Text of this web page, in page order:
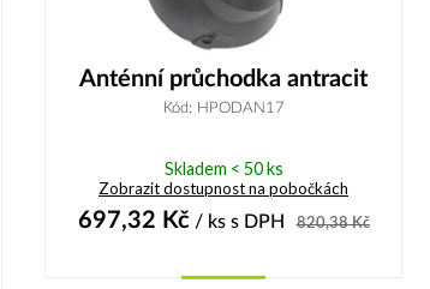
Anténní průchodka antracit
Kód: HPODAN17
Skladem < 50 ks
Zobrazit dostupnost na pobočkách
697,32 Kč/ ks s DPH 820,38Kč